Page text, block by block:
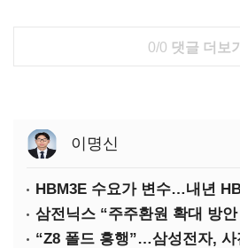
0/0 댓글 더보기
이명신